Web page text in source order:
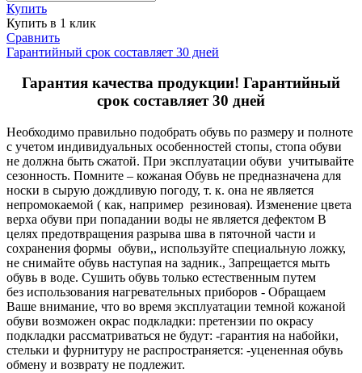
Купить
Купить в 1 клик
Сравнить
Гарантийный срок составляет 30 дней
Гарантия качества продукции! Гарантийный
срок составляет 30 дней
Необходимо правильно подобрать обувь по размеру и полноте
с учетом индивидуальных особенностей стопы, стопа обуви
не должна быть сжатой. При эксплуатации обуви учитывайте
сезонность. Помните – кожаная Обувь не предназначена для
носки в сырую дождливую погоду, т. к. она не является
непромокаемой ( как, например резиновая). Изменение цвета
верха обуви при попадании воды не является дефектом В
целях предотвращения разрыва шва в пяточной части и
сохранения формы обуви,, используйте специальную ложку,
не снимайте обувь наступая на задник., Запрещается мыть
обувь в воде. Сушить обувь только естественным путем
без использования нагревательных приборов - Обращаем
Ваше внимание, что во время эксплуатации темной кожаной
обуви возможен окрас подкладки: претензии по окрасу
подкладки рассматриваться не будут: -гарантия на набойки,
стельки и фурнитуру не распространяется: -уцененная обувь
обмену и возврату не подлежит.